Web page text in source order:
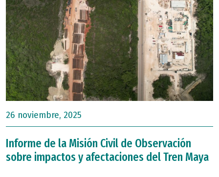
26 noviembre, 2025
Informe de la Misión Civil de Observación
sobre impactos y afectaciones del Tren Maya